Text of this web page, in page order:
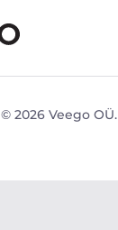
2026 Veego OÜ.